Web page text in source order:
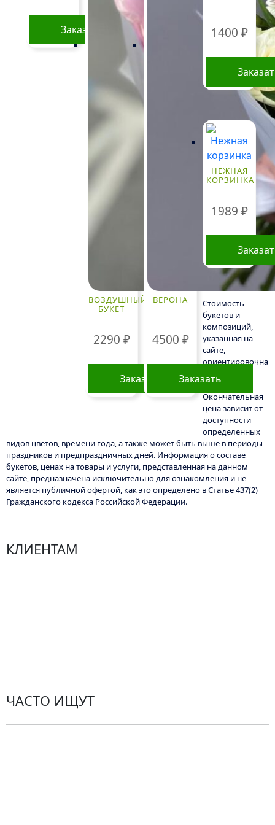
Заказать
ВОЗДУШНЫЙ
БУКЕТ
2290 ₽
Заказать
ВЕРОНА
4500 ₽
Заказать
1400 ₽
НЕЖНАЯ
КОРЗИНКА
1989 ₽
Стоимость
букетов и
композиций,
указанная на
сайте,
ориентировочна
меняться.
Окончательная
цена зависит от
доступности
определенных
видов цветов, времени года, а также может быть выше в периоды
праздников и предпраздничных дней. Информация о составе
букетов, ценах на товары и услуги, представленная на данном
сайте, предназначена исключительно для ознакомления и не
является публичной офертой, как это определено в Статье 437(2)
Гражданского кодекса Российской Федерации.
КЛИЕНТАМ
ЧАСТО ИЩУТ